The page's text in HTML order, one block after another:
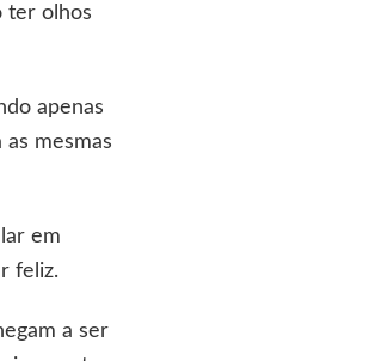
ter olhos
apenas
mesmas
em
feliz.
a ser